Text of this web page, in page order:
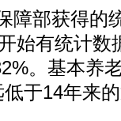
部获得的
始有统计数
。基本养
于14年来